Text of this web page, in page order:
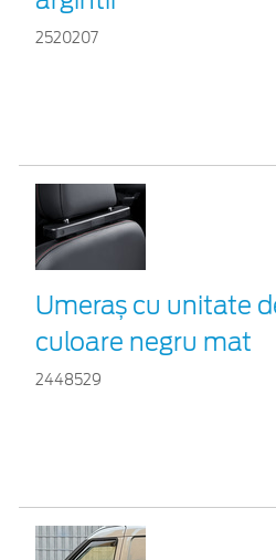
2520207
Umeraș cu unitate
culoare negru mat
2448529